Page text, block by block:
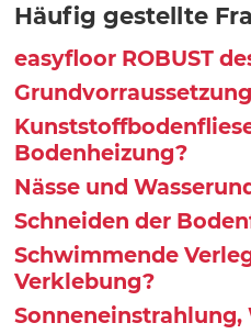
Häufig gestellte
easyfloor ROBUST
Bodenheizung?
Nässe und
Schneiden der
Schwimmende
Verklebung?
Sonneneinstrahlung,